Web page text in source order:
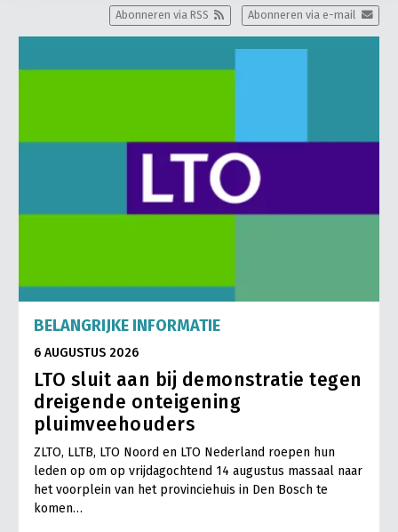
Abonneren via e-mail
Abonneren via RSS
BELANGRIJKE INFORMATIE
6 AUGUSTUS 2026
LTO sluit aan bij demonstratie tegen
dreigende onteigening
pluimveehouders
ZLTO, LLTB, LTO Noord en LTO Nederland roepen hun
leden op om op vrijdagochtend 14 augustus massaal naar
het voorplein van het provinciehuis in Den Bosch te
komen…